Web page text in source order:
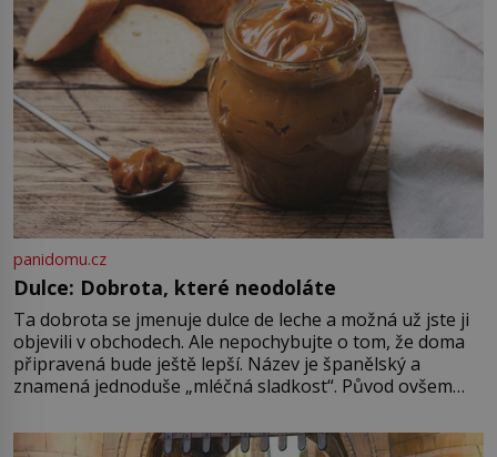
panidomu.cz
Dulce: Dobrota, které neodoláte
Ta dobrota se jmenuje dulce de leche a možná už jste ji
objevili v obchodech. Ale nepochybujte o tom, že doma
připravená bude ještě lepší. Název je španělský a
znamená jednoduše „mléčná sladkost“. Původ ovšem
pře hned několik latinskoamerických zemí a k tomu
Francie, kde se traduje,